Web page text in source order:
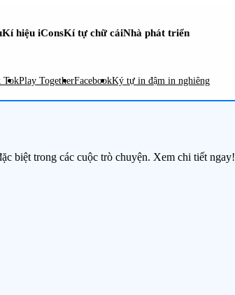
Kí hiệu iConsKí tự chữ cáiNhà phát triển
TokPlay TogetherFacebookKý tự in đậm in nghiêng
biệt trong các cuộc trò chuyện. Xem chi tiết ngay!